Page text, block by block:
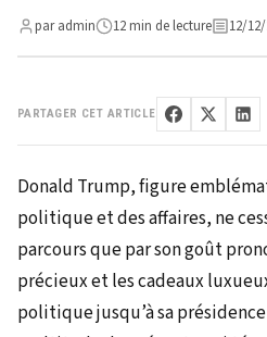
par admin 12 min de lecture 12/
PARTAGER CET ARTICLE
Donald Trump, figure
politique et des affaires, ne
parcours que par son goût
précieux et les cadeaux
politique jusqu’à sa